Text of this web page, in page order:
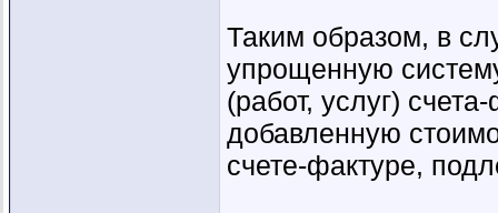
Таким образом, в
упрощенную
(работ, услуг)
добавленную
счете-фактуре,